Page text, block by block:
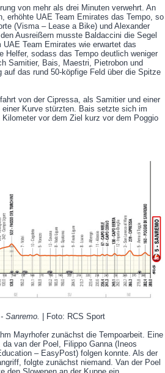
von mehr als drei Minuten verwehrt. An
erhöhte UAE Team Emirates das Tempo, so
(Visma – Lease a Bike) und Alexander
Ausreißern musste Baldaccini die Segel
Team Emirates wie erwartet das
Helfer, sodass das Tempo deutlich weniger
Samitier, Bais, Maestri, Pietrobon und
auf das rund 50-köpfige Feld über die Spitze
von der Cipressa, als Samitier und einer
Kurve stürzten. Bais setzte sich im
vor dem Ziel kurz vor dem Poggio
Sanremo. | Foto: RCS Sport
Mayrhofer zunächst die Tempoarbeit. Eine
van der Poel, Filippo Ganna (Ineos
– EasyPost) folgen konnte. Als der
folgte zunächst niemand. Van der Poel